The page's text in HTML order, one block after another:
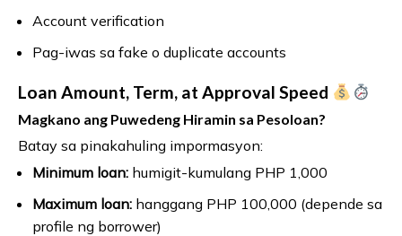
Account verification
Pag-iwas sa fake o duplicate accounts
Loan Amount, Term, at Approval Speed
Magkano ang Puwedeng Hiramin sa Pesoloan?
Batay sa pinakahuling impormasyon:
Minimum loan:humigit-kumulang PHP 1,000
Maximum loan:hanggang PHP 100,000 (depende sa
profile ng borrower)